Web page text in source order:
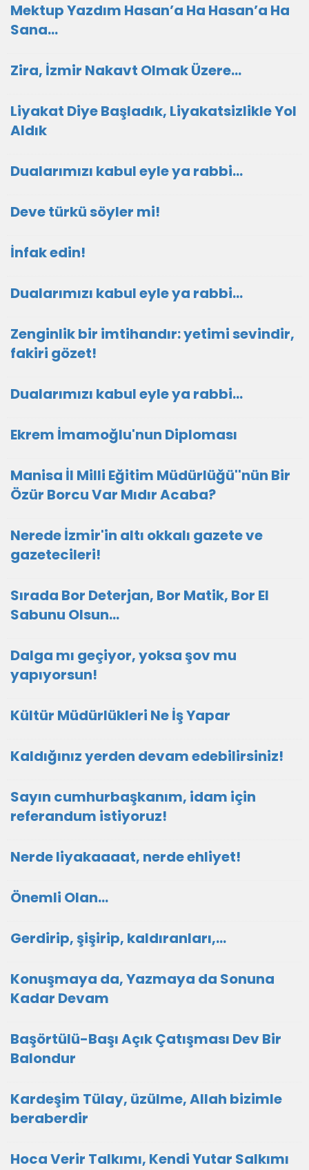
Mektup Yazdım Hasan’a Ha Hasan’a Ha
Sana…
Zira, İzmir Nakavt Olmak Üzere…
Liyakat Diye Başladık, Liyakatsizlikle Yol
Aldık
Dualarımızı kabul eyle ya rabbi...
Deve türkü söyler mi!
İnfak edin!
Dualarımızı kabul eyle ya rabbi...
Zenginlik bir imtihandır: yetimi sevindir,
fakiri gözet!
Dualarımızı kabul eyle ya rabbi...
Ekrem İmamoğlu'nun Diploması
Manisa İl Milli Eğitim Müdürlüğü''nün Bir
Özür Borcu Var Mıdır Acaba?
Nerede İzmir'in altı okkalı gazete ve
gazetecileri!
Sırada Bor Deterjan, Bor Matik, Bor El
Sabunu Olsun…
Dalga mı geçiyor, yoksa şov mu
yapıyorsun!
Kültür Müdürlükleri Ne İş Yapar
Kaldığınız yerden devam edebilirsiniz!
Sayın cumhurbaşkanım, idam için
referandum istiyoruz!
Nerde liyakaaaat, nerde ehliyet!
Önemli Olan…
Gerdirip, şişirip, kaldıranları,...
Konuşmaya da, Yazmaya da Sonuna
Kadar Devam
Başörtülü-Başı Açık Çatışması Dev Bir
Balondur
Kardeşim Tülay, üzülme, Allah bizimle
beraberdir
Hoca Verir Talkımı, Kendi Yutar Salkımı